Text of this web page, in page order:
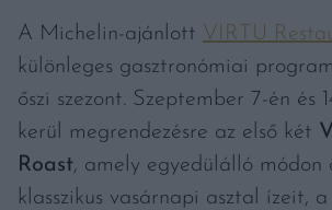
A Michelin-ajánlott VIRTU
különleges gasztronómiai
őszi szezont. Szeptember 7-én és
kerül megrendezésre az első két
Roast, amely egyedülálló módon
klasszikus vasárnapi asztal ízeit, a